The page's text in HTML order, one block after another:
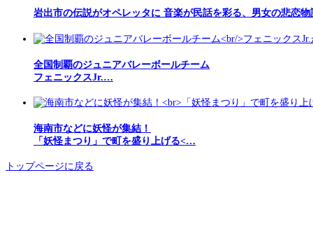
岩出市の伝説がオペレッタに 音楽が民話を彩る、男女の悲恋物
全国制覇のジュニアバレーボールチーム
フェニックスJr.…
海南市などに妖怪が集結！
「妖怪まつり」で町を盛り上げる<…
トップページに戻る